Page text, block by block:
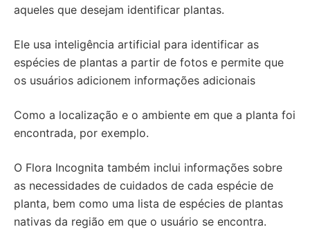
aqueles que desejam identificar plantas.
Ele usa inteligência artificial para identificar as
espécies de plantas a partir de fotos e permite que
os usuários adicionem informações adicionais
Como a localização e o ambiente em que a planta foi
encontrada, por exemplo.
O Flora Incognita também inclui informações sobre
as necessidades de cuidados de cada espécie de
planta, bem como uma lista de espécies de plantas
nativas da região em que o usuário se encontra.